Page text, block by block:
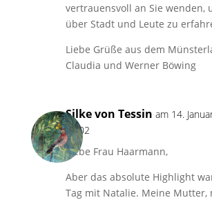
vertrauensvoll an Sie wenden,
über Stadt und Leute zu
Liebe Grüße aus dem
Claudia und Werner Böwing
Silke von Tessin am 14.
18:02
Liebe Frau Haarmann,
Aber das absolute Highlight
Tag mit Natalie. Meine Mutter,